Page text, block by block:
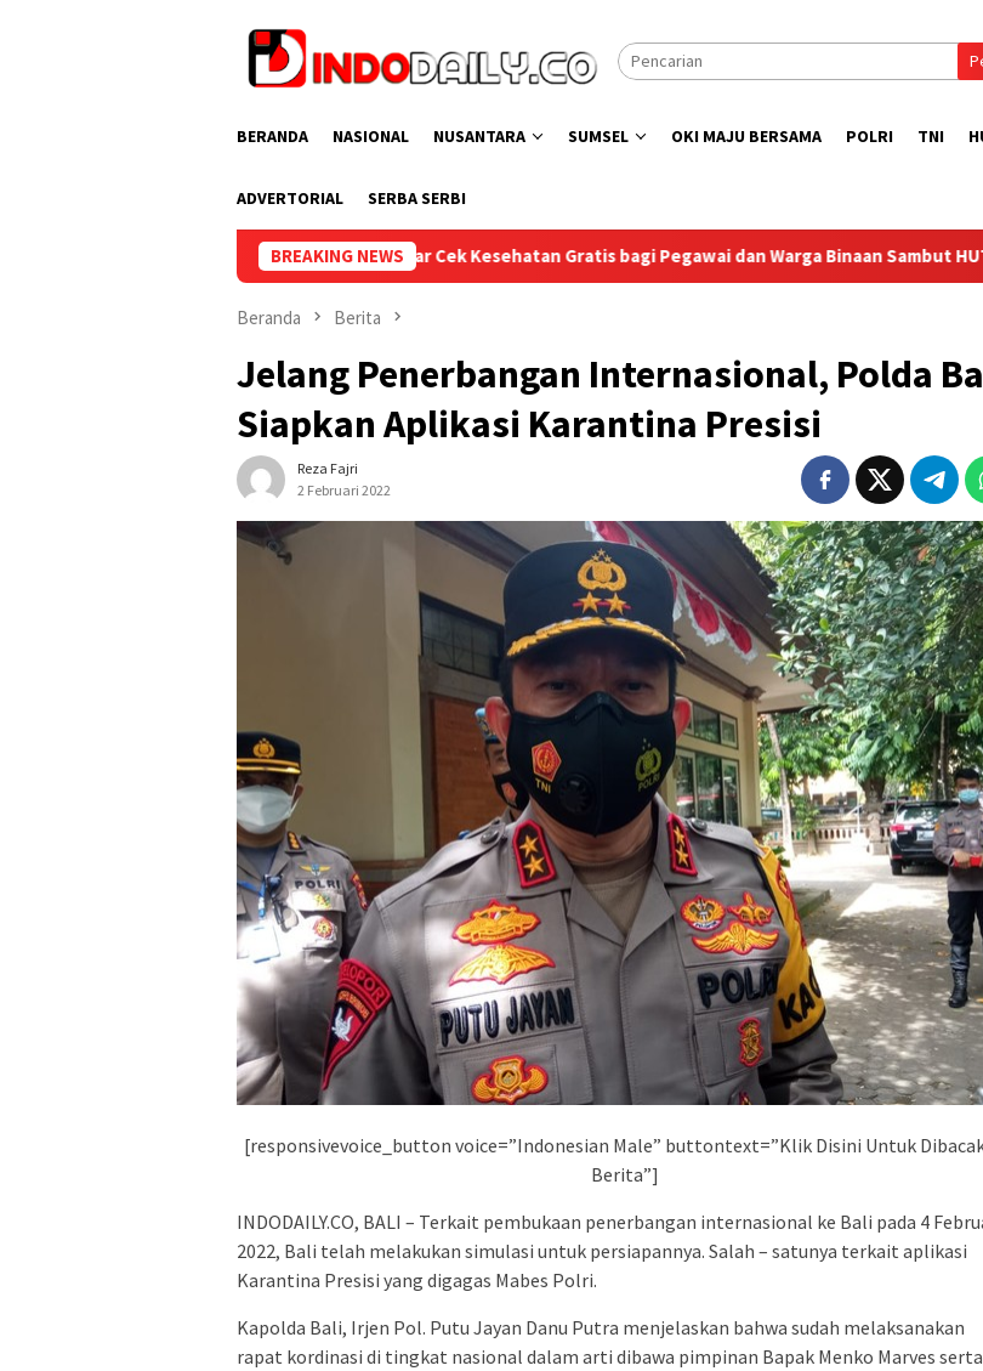
BERANDA NASIONAL NUSANTARA SUMSEL OKI MAJU BERSAMA POLRI TNI
ADVERTORIAL SERBA SERBI
BREAKING NEWS
Sekayu Gelar Cek Kesehatan Gratis bagi Pegawai dan Warga Binaan Sambut HUT RI ke-81 Lapas
Beranda Berita
Jelang Penerbangan Internasional, Polda
Siapkan Aplikasi Karantina Presisi
Reza Fajri
2 Februari 2022
[responsivevoice_button voice=”Indonesian Male” buttontext=”Klik Disini Untuk
Berita”]
INDODAILY.CO, BALI – Terkait pembukaan penerbangan internasional ke Bali pada 4
2022, Bali telah melakukan simulasi untuk persiapannya. Salah – satunya terkait aplikasi
Karantina Presisi yang digagas Mabes Polri.
Kapolda Bali, Irjen Pol. Putu Jayan Danu Putra menjelaskan bahwa sudah melaksanakan
rapat kordinasi di tingkat nasional dalam arti dibawa pimpinan Bapak Menko Marves serta